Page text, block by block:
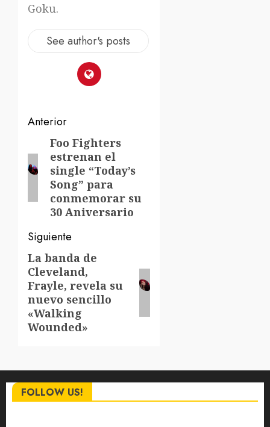
Goku.
See author's posts
Navegación
de
entradas
Anterior
Entrada
anterior:
Foo Fighters
estrenan el
single “Today’s
Song” para
conmemorar su
30 Aniversario
Siguiente
Siguiente
entrada:
La banda de
Cleveland,
Frayle, revela su
nuevo sencillo
«Walking
Wounded»
FOLLOW US!